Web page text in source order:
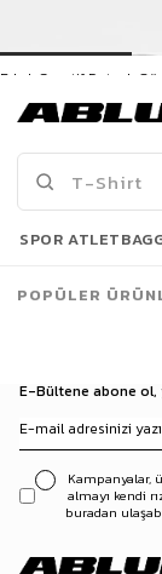
Erkek Sportif Detaylı
599,90 TL
Son Bakılanlar
E-Bültene abone ol,
Kampanyalar,
almayı kendi
buradan
SPOR ATLET
POPÜLER